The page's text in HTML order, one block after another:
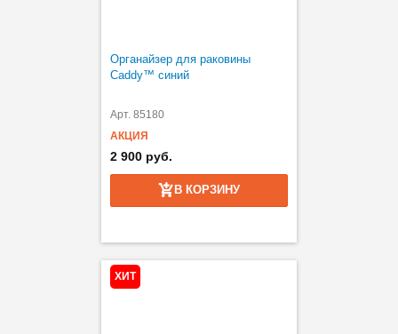
Органайзер для раковины
Caddy™ синий
Арт. 85180
АКЦИЯ
2 900 руб.
В КОРЗИНУ
ХИТ